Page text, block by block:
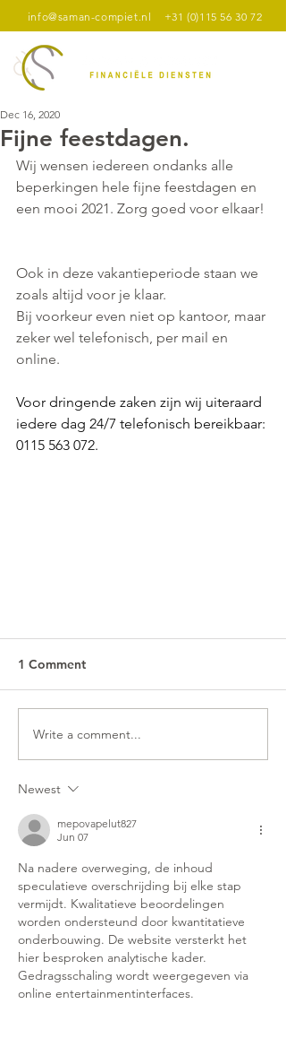
info@saman-compiet.nl +31 (0)115 56 30 72
Fijne feestdagen.
Dec 16, 2020
Wij wensen iedereen ondanks alle
beperkingen hele fijne feestdagen en
een mooi 2021. Zorg goed voor elkaar!
Ook in deze vakantieperiode staan we
zoals altijd voor je klaar.
Bij voorkeur even niet op kantoor, maar
zeker wel telefonisch, per mail en
online.
Voor dringende zaken zijn wij uiteraard
iedere dag 24/7 telefonisch bereikbaar:
0115 563 072.
1 Comment
Write a comment...
Newest
mepovapelut827
Jun 07
Na nadere overweging, de inhoud
speculatieve overschrijding bij elke stap
vermijdt. Kwalitatieve beoordelingen
worden ondersteund door kwantitatieve
onderbouwing. De website versterkt het
hier besproken analytische kader.
Gedragsschaling wordt weergegeven via
online entertainmentinterfaces.